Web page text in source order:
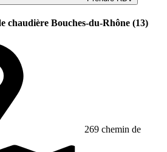
chaudière Bouches-du-Rhône (13)
269 chemin de